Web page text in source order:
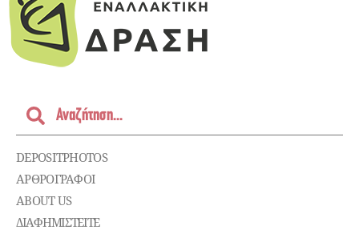
DEPOSITPHOTOS
ΑΡΘΡΟΓΡΑΦΟΙ
ABOUT US
ΔΙΑΦΗΜΙΣΤΕΊΤΕ